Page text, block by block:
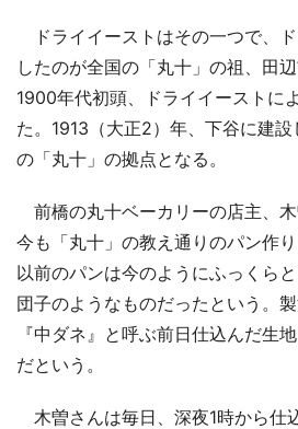
ドライイーストはその一つで、
したのが全国の「丸十」の祖、田
1900年代初頭、ドライイーストに
た。1913（大正2）年、下谷に建
の「丸十」の拠点となる。
前橋の丸十ベーカリーの店主、木
今も「丸十」の教え通りのパン作
以前のパンは今のようにふっくら
団子のようなものだったという。製
『中ダネ』と呼ぶ前日仕込んだ生
だという。
木曽さんは毎日、深夜1時から仕